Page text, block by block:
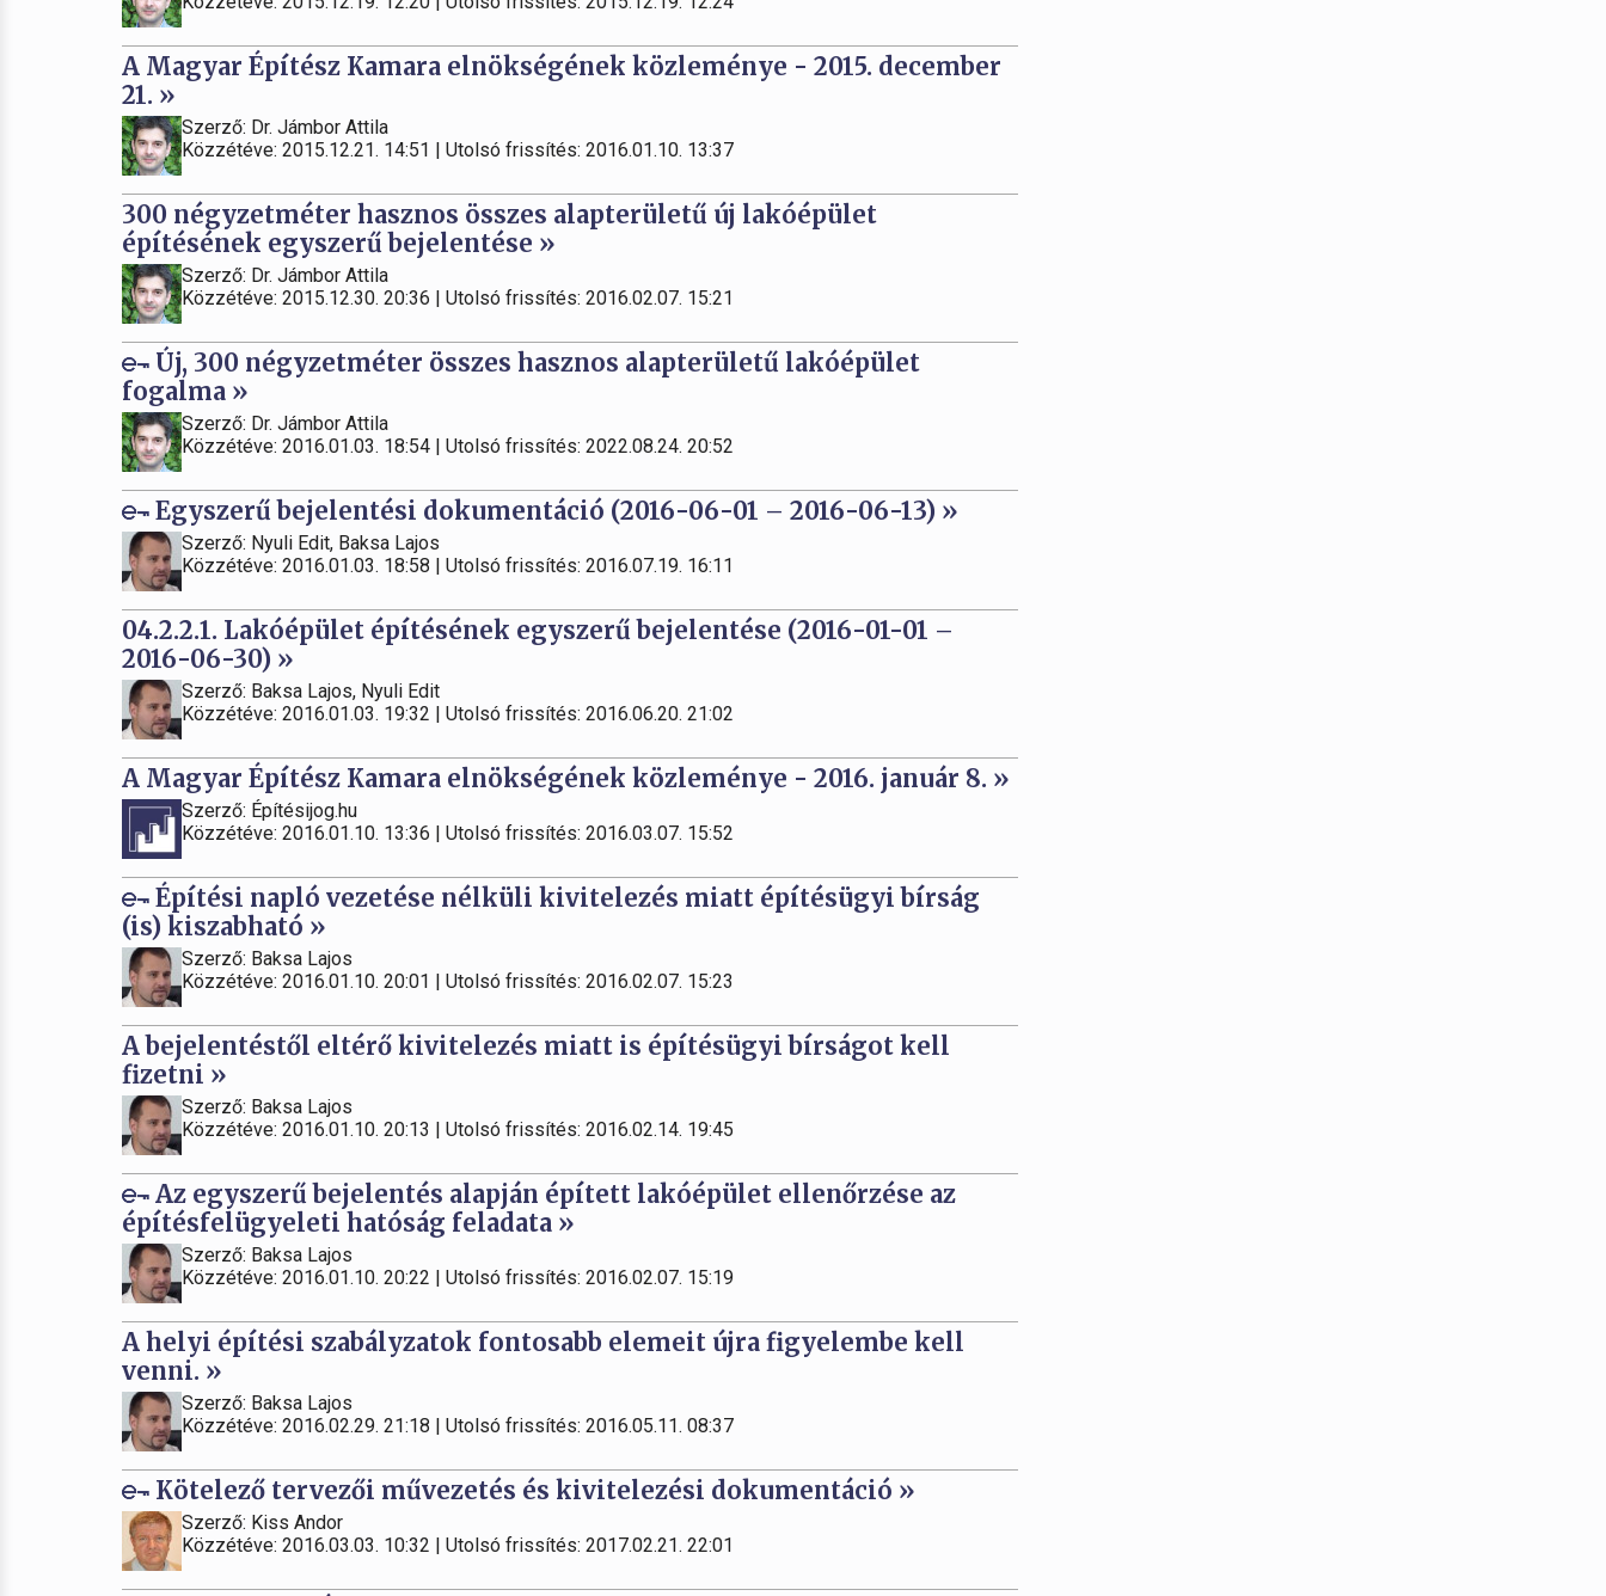
A Magyar Építész Kamara elnökségének közleménye - 2015. december
21. »
Szerző: Dr. Jámbor Attila
Közzétéve: 2015.12.21. 14:51 | Utolsó frissítés: 2016.01.10. 13:37
300 négyzetméter hasznos összes alapterületű új lakóépület
építésének egyszerű bejelentése »
Szerző: Dr. Jámbor Attila
Közzétéve: 2015.12.30. 20:36 | Utolsó frissítés: 2016.02.07. 15:21
Új, 300 négyzetméter összes hasznos alapterületű lakóépület
fogalma »
Szerző: Dr. Jámbor Attila
Közzétéve: 2016.01.03. 18:54 | Utolsó frissítés: 2022.08.24. 20:52
Egyszerű bejelentési dokumentáció (2016-06-01 – 2016-06-13) »
Szerző: Nyuli Edit, Baksa Lajos
Közzétéve: 2016.01.03. 18:58 | Utolsó frissítés: 2016.07.19. 16:11
04.2.2.1. Lakóépület építésének egyszerű bejelentése (2016-01-01 –
2016-06-30) »
Szerző: Baksa Lajos, Nyuli Edit
Közzétéve: 2016.01.03. 19:32 | Utolsó frissítés: 2016.06.20. 21:02
A Magyar Építész Kamara elnökségének közleménye - 2016. január 8. »
Szerző: Építésijog.hu
Közzétéve: 2016.01.10. 13:36 | Utolsó frissítés: 2016.03.07. 15:52
Építési napló vezetése nélküli kivitelezés miatt építésügyi bírság
(is) kiszabható »
Szerző: Baksa Lajos
Közzétéve: 2016.01.10. 20:01 | Utolsó frissítés: 2016.02.07. 15:23
A bejelentéstől eltérő kivitelezés miatt is építésügyi bírságot kell
fizetni »
Szerző: Baksa Lajos
Közzétéve: 2016.01.10. 20:13 | Utolsó frissítés: 2016.02.14. 19:45
Az egyszerű bejelentés alapján épített lakóépület ellenőrzése az
építésfelügyeleti hatóság feladata »
Szerző: Baksa Lajos
Közzétéve: 2016.01.10. 20:22 | Utolsó frissítés: 2016.02.07. 15:19
A helyi építési szabályzatok fontosabb elemeit újra figyelembe kell
venni. »
Szerző: Baksa Lajos
Közzétéve: 2016.02.29. 21:18 | Utolsó frissítés: 2016.05.11. 08:37
Kötelező tervezői művezetés és kivitelezési dokumentáció »
Szerző: Kiss Andor
Közzétéve: 2016.03.03. 10:32 | Utolsó frissítés: 2017.02.21. 22:01